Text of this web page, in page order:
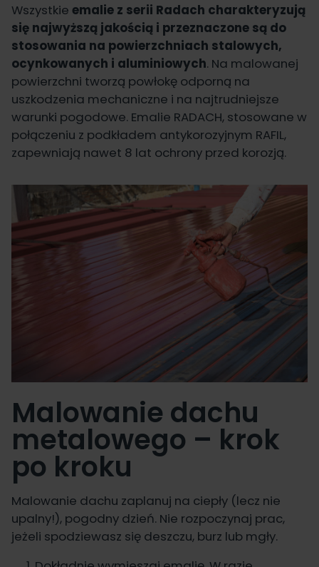
Wszystkie emalie z serii Radach charakteryzują
się najwyższą jakością i przeznaczone są do
stosowania na powierzchniach stalowych,
ocynkowanych i aluminiowych. Na malowanej
powierzchni tworzą powłokę odporną na
uszkodzenia mechaniczne i na najtrudniejsze
warunki pogodowe. Emalie RADACH, stosowane w
połączeniu z podkładem antykorozyjnym RAFIL,
zapewniają nawet 8 lat ochrony przed korozją.
Malowanie dachu
metalowego – krok
po kroku
Malowanie dachu zaplanuj na ciepły (lecz nie
upalny!), pogodny dzień. Nie rozpoczynaj prac,
jeżeli spodziewasz się deszczu, burz lub mgły.